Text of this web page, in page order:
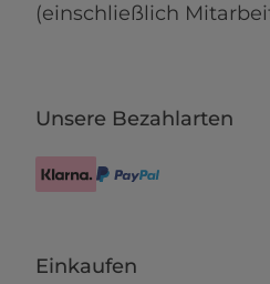
(einschließlich
Unsere Bezahlarten
Einkaufen